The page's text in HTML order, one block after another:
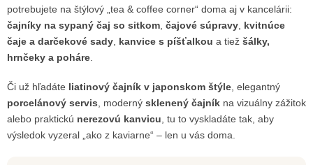
potrebujete na štýlový „tea & coffee corner“ doma aj v kancelárii:
čajníky na sypaný čaj so sitkom, čajové súpravy, kvitnúce
čaje a darčekové sady, kanvice s píšťalkou a tiež šálky,
hrnčeky a poháre.
Či už hľadáte liatinový čajník v japonskom štýle, elegantný
porcelánový servis, moderný sklenený čajník na vizuálny zážitok
alebo praktickú nerezovú kanvicu, tu to vyskladáte tak, aby
výsledok vyzeral „ako z kaviarne“ – len u vás doma.